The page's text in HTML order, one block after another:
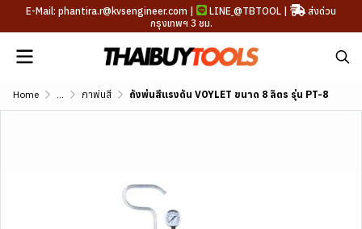
E-Mail: phantira.r@kvsengineer.com | LINE @TBTOOL |
ส่งด่วน
กรุงเทพฯ 3 ชม.
Home ... กาพ่นสี ถังพ่นสีแรงดัน VOYLET ขนาด 8 ลิตร รุ่น PT-8